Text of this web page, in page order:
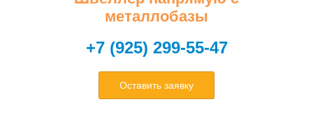
металлобазы
+7 (925) 299-55-47
Оставить заявку